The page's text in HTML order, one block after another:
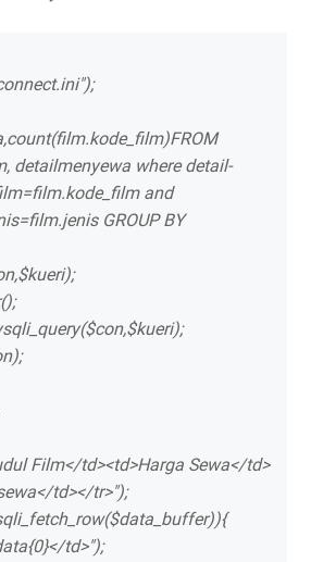
detailmenyewa where detail-
and
GROUP BY
Film</td><td>Harga Sewa</td>
td></tr>");
td>");